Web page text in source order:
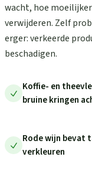
wacht, hoe
verwijderen. Zelf
erger: verkeerde
beschadigen.
Koffie- en
bruine kringen
Rode wijn bevat
verkleuren